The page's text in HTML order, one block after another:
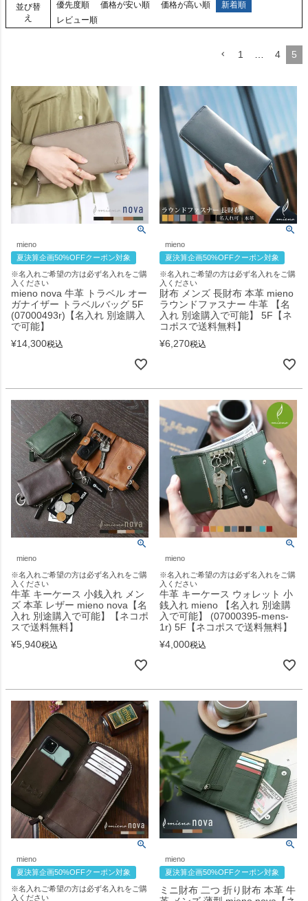
並び替
え
優先度順 価格が安い順 価格が高い順
新着順
レビュー順
1 4 5
mieno
夏決算企画50%OFFクーポン対象
※名入れご希望の方は必ず名入れをご購
入ください
mieno nova 牛革 トラベル オー
ガナイザー トラベルバッグ 5F
(07000493r)【名入れ 別途購入
で可能】
¥14,300税込
mieno
夏決算企画50%OFFクーポン対象
※名入れご希望の方は必ず名入れをご購
入ください
財布 メンズ 長財布 本革 mieno
ラウンドファスナー 牛革 【名
入れ 別途購入で可能】 5F【ネ
コポスで送料無料】
¥6,270税込
mieno
※名入れご希望の方は必ず名入れをご購
入ください
牛革 キーケース 小銭入れ メン
ズ 本革 レザー mieno nova【名
入れ 別途購入で可能】【ネコポ
スで送料無料】
¥5,940税込
mieno
※名入れご希望の方は必ず名入れをご購
入ください
牛革 キーケース ウォレット 小
銭入れ mieno 【名入れ 別途購
入で可能】 (07000395-mens-
1r) 5F【ネコポスで送料無料】
¥4,000税込
mieno
夏決算企画50%OFFクーポン対象
※名入れご希望の方は必ず名入れをご購
入ください
mieno
夏決算企画50%OFFクーポン対象
ミニ財布 二つ 折り財布 本革 牛